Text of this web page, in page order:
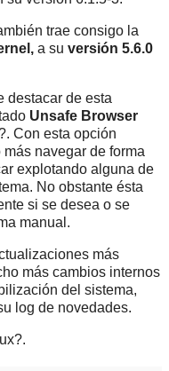
trae consigo la
a su versión 5.6.0
destacar de esta
Unsafe Browser
Con esta opción
navegar de forma
explotando alguna de
No obstante ésta
si se desea o se
manual.
más
más cambios internos
del sistema,
log de novedades.